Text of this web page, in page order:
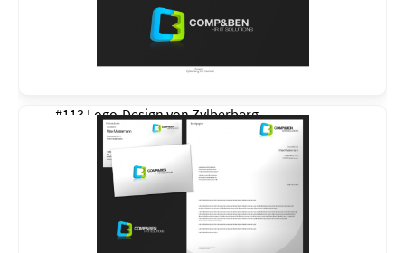
#113 Logo-Design vonZylberberg